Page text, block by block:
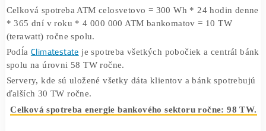
hlavné centrály bánk a všetky pobočky + ATM
servery bánk
Podľa informácii je aktuálne na svete okolo 60 000 bánk
000 000 ATM bankomatov.
1 ATM (Automated Teller Machine) bankomat spotrebuje
300 Wh (300 W za 1 hodinu)
* 365 dní v roku * 4 000 000 ATM bankomatov = 10 TW